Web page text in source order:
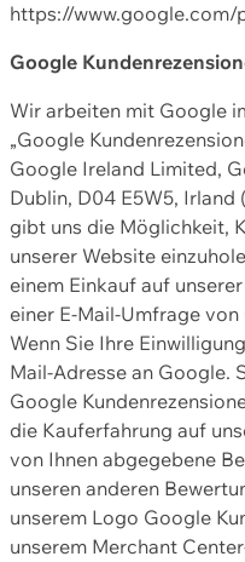
https://
Google
Wir arbeiten mit Google
„Google
Google Ireland Limited,
Dublin, D04 E5W5, Irland
gibt uns die Möglichkeit,
unserer Website
einem Einkauf auf
einer E-Mail-Umfrage
Wenn Sie Ihre
Mail-Adresse an Google.
Google
die Kauferfahrung auf
von Ihnen abgegebene
unseren anderen
unserem Logo Google
unserem Merchant